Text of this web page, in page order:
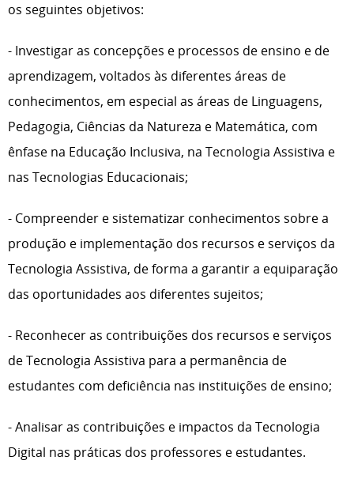
os seguintes objetivos:
- Investigar as concepções e processos de ensino e de
aprendizagem, voltados às diferentes áreas de
conhecimentos, em especial as áreas de Linguagens,
Pedagogia, Ciências da Natureza e Matemática, com
ênfase na Educação Inclusiva, na Tecnologia Assistiva e
nas Tecnologias Educacionais;
- Compreender e sistematizar conhecimentos sobre a
produção e implementação dos recursos e serviços da
Tecnologia Assistiva, de forma a garantir a equiparação
das oportunidades aos diferentes sujeitos;
- Reconhecer as contribuições dos recursos e serviços
de Tecnologia Assistiva para a permanência de
estudantes com deficiência nas instituições de ensino;
- Analisar as contribuições e impactos da Tecnologia
Digital nas práticas dos professores e estudantes.